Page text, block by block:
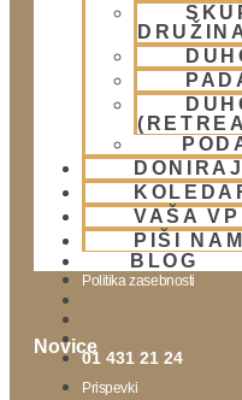
DONIRAJ
VAŠA
PIŠI NAM
BLOG
01 431 21 24
Klikni gumb spodaj.
Doniraj
Obišči nas
Lokacija
Urnik templja
Nedeljsko srečanje
Parkiranje
Politika zasebnosti
Novice
Prispevki